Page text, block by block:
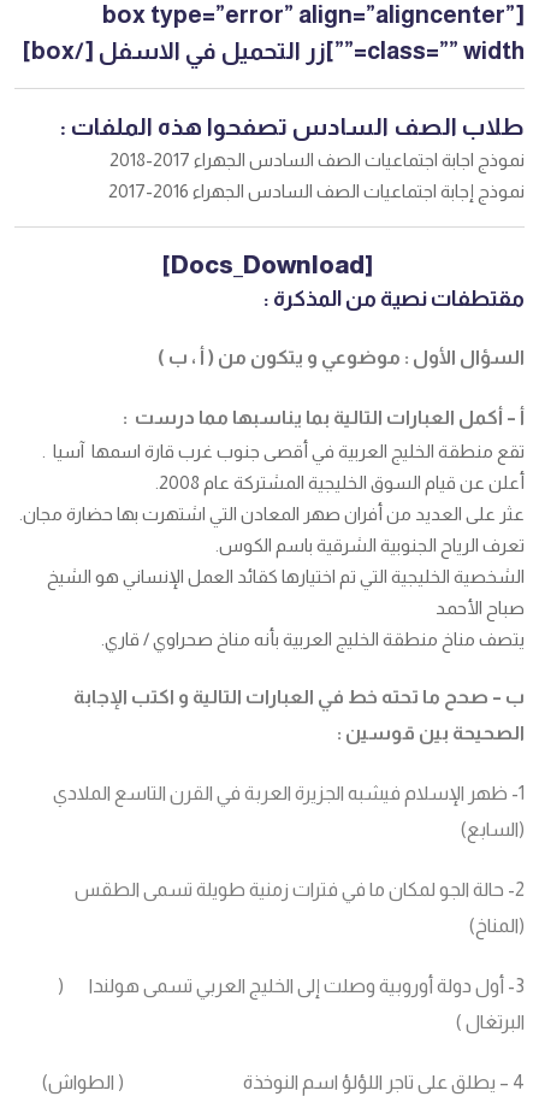
[box type=”error” align=”aligncenter”
class=”” width=””]زر التحميل في الاسفل [/box]
طلاب الصف السادس تصفحوا هذه الملفات :
نموذج اجابة اجتماعيات الصف السادس الجهراء 2017-2018
نموذج إجابة اجتماعيات الصف السادس الجهراء 2016-2017
[Docs_Download]
مقتطفات نصية من المذكرة :
السؤال الأول : موضوعي و يتكون من ( أ ، ب )
أ – أكمل العبارات التالية بما يناسبها مما درست :
تقع منطقة الخليج العربية في أقصى جنوب غرب قارة اسمها آسيا .
أعلن عن قيام السوق الخليجية المشتركة عام 2008.
عثر على العديد من أفران صهر المعادن التي اشتهرت بها حضارة مجان.
تعرف الرياح الجنوبية الشرقية باسم الكوس.
الشخصية الخليجية التي تم اختيارها كقائد العمل الإنساني هو الشيخ
صباح الأحمد
يتصف مناخ منطقة الخليج العربية بأنه مناخ صحراوي / قاري.
ب – صحح ما تحته خط في العبارات التالية و اكتب الإجابة
الصحيحة بين قوسين :
1- ظهر الإسلام فيشبه الجزيرة العربة في القرن التاسع الملادي
(السابع)
2- حالة الجو لمكان ما في فترات زمنية طويلة تسمى الطقس
(المناخ)
3- أول دولة أوروبية وصلت إلى الخليج العربي تسمى هولندا (
البرتغال )
4 – يطلق على تاجر اللؤلؤ اسم النوخذة ( الطواش)